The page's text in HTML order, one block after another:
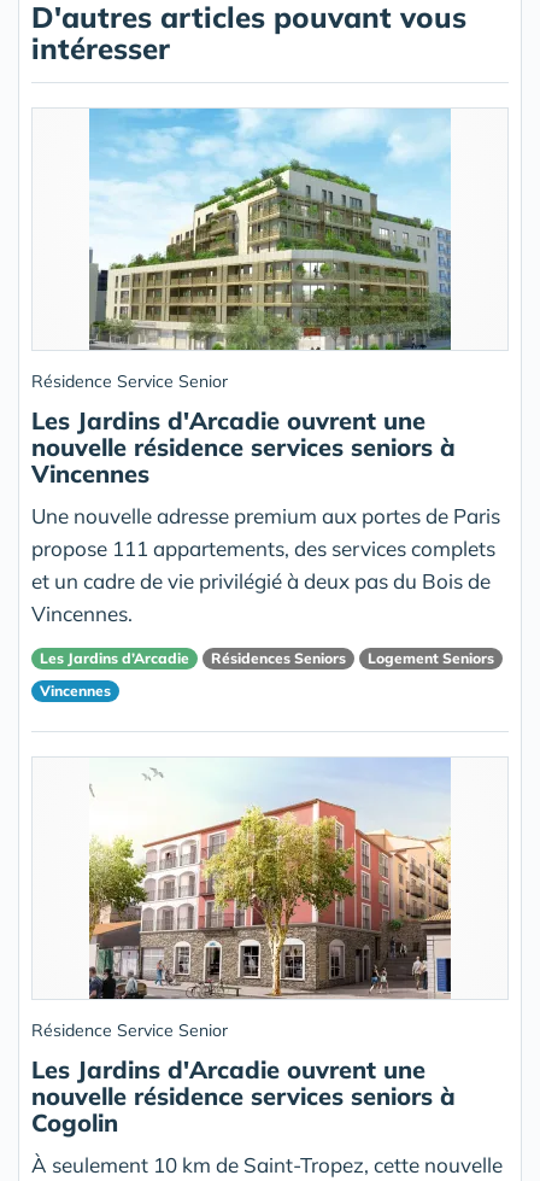
D'autres articles pouvant vous
intéresser
Résidence Service Senior
Les Jardins d'Arcadie ouvrent une
nouvelle résidence services seniors à
Vincennes
Une nouvelle adresse premium aux portes de Paris
propose 111 appartements, des services complets
et un cadre de vie privilégié à deux pas du Bois de
Vincennes.
Les Jardins d’Arcadie Résidences Seniors
Logement Seniors
Vincennes
Résidence Service Senior
Les Jardins d'Arcadie ouvrent une
nouvelle résidence services seniors à
Cogolin
À seulement 10 km de Saint-Tropez, cette nouvelle